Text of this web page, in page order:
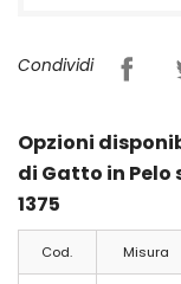
Condividi
Opzioni
di Gatto in
1375
Cod. Misura